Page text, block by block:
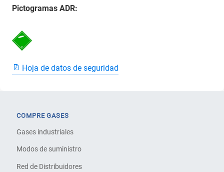
Pictogramas ADR:
Hoja de datos de seguridad
COMPRE GASES
Gases industriales
Modos de suministro
Red de Distribuidores